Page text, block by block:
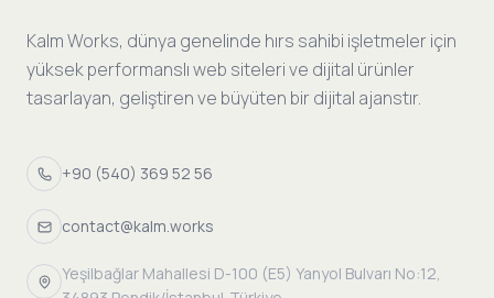
Kalm Works, dünya genelinde hırs sahibi işletmeler için
yüksek performanslı web siteleri ve dijital ürünler
tasarlayan, geliştiren ve büyüten bir dijital ajanstır.
+90 (540) 369 52 56
contact@kalm.works
Yeşilbağlar Mahallesi D-100 (E5) Yanyol Bulvarı No:12,